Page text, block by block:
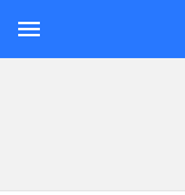
メニ